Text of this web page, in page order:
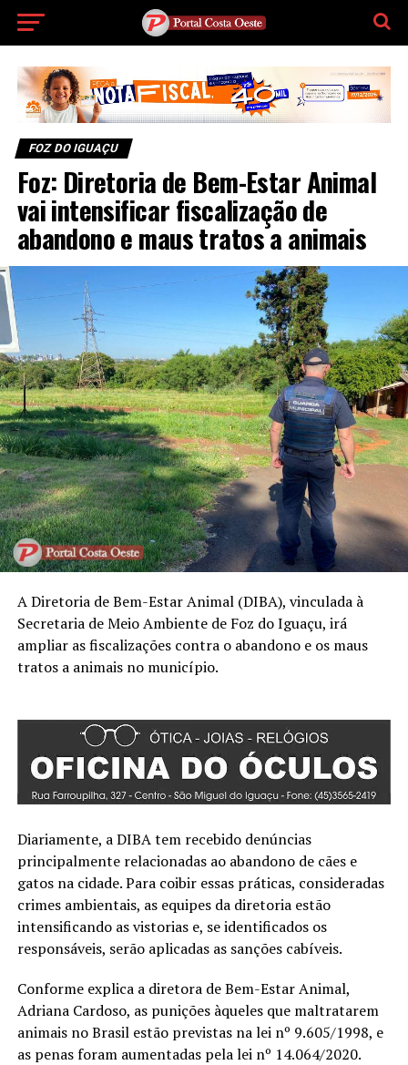
FOZ DO IGUAÇU
Foz: Diretoria de Bem-Estar Animal
vai intensificar fiscalização de
abandono e maus tratos a animais
A Diretoria de Bem-Estar Animal (DIBA), vinculada à
Secretaria de Meio Ambiente de Foz do Iguaçu, irá
ampliar as fiscalizações contra o abandono e os maus
tratos a animais no município.
Diariamente, a DIBA tem recebido denúncias
principalmente relacionadas ao abandono de cães e
gatos na cidade. Para coibir essas práticas, consideradas
crimes ambientais, as equipes da diretoria estão
intensificando as vistorias e, se identificados os
responsáveis, serão aplicadas as sanções cabíveis.
Conforme explica a diretora de Bem-Estar Animal,
Adriana Cardoso, as punições àqueles que maltratarem
animais no Brasil estão previstas na lei nº 9.605/1998, e
as penas foram aumentadas pela lei nº 14.064/2020.